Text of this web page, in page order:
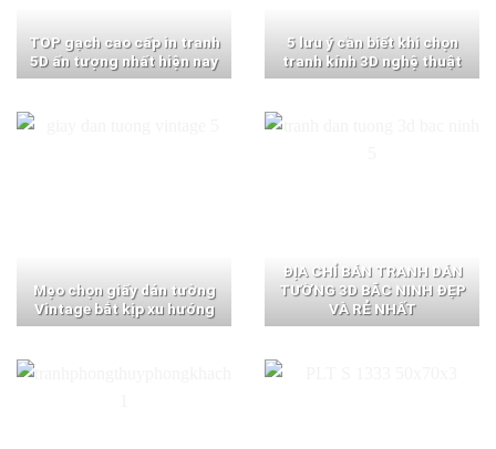
TOP gạch cao cấp in tranh
5D ấn tượng nhất hiện nay
5 lưu ý cần biết khi chọn
tranh kính 3D nghệ thuật
Mẹo chọn giấy dán tường
Vintage bắt kịp xu hướng
ĐỊA CHỈ BÁN TRANH DÁN
TƯỜNG 3D BẮC NINH ĐẸP
VÀ RẺ NHẤT